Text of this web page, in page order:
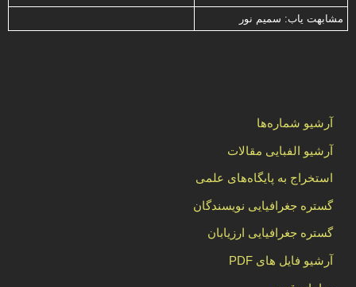
مشابهت ياب: سميم نور
آرشیو شماره‌ها
آرشیو الفبایی مقالات
استخراج به پایگاه‌های علمی
گستره جغرافیایی نویسندگان
گستره جغرافیایی ارزیابان
آرشیو فایل های PDF